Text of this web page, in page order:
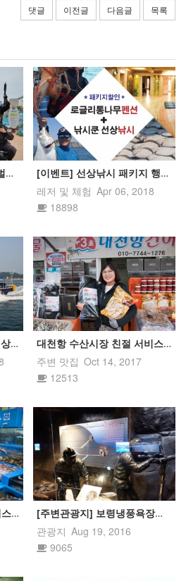
댓글 이전글 다음글 목록
임! 대천해수욕장의 빅잼!!
[이벤트] 선상낚시 패키지 행사!!
레저 및 체험 Apr 06, 2018
18898
낚시 제휴 할인
대천항 수산시장 친절 서비스 대
주변 맛집 Oct 14, 2017
12513
"스쿠바 수산"...
[주변관광지] 보령냉풍욕장을 소
관광지 Aug 19, 2016
9065